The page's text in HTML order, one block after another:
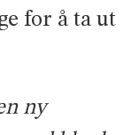
for å ta ut
ny